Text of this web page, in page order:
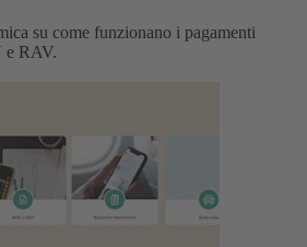
su come funzionano i pagamenti
e RAV.